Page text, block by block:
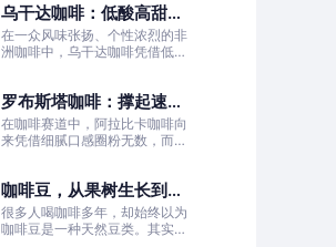
乌干达咖啡：低酸高甜！
被严重低估的日常治愈口
粮豆
在一众风味张扬、个性浓烈的非
洲咖啡中，乌干达咖啡凭借低酸
众对非洲咖啡“酸涩浓烈、刺激
性强”的刻板印象。
罗布斯塔咖啡：撑起速溶
咖啡半壁江山
在咖啡赛道中，阿拉比卡咖啡向
来凭借细腻口感圈粉无数，而罗
咖啡豆，从果树生长到烘
焙成型
很多人喝咖啡多年，却始终以为
咖啡豆是一种天然豆类。其实我